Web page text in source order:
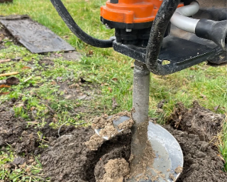
#pergola #kvh #moravskoslezskykraj
#pergolydn...